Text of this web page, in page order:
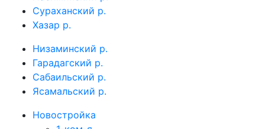
Сураханский р.
Хазар р.
Низаминский р.
Гарадагский р.
Сабаильский р.
Ясамальский р.
Новостройка